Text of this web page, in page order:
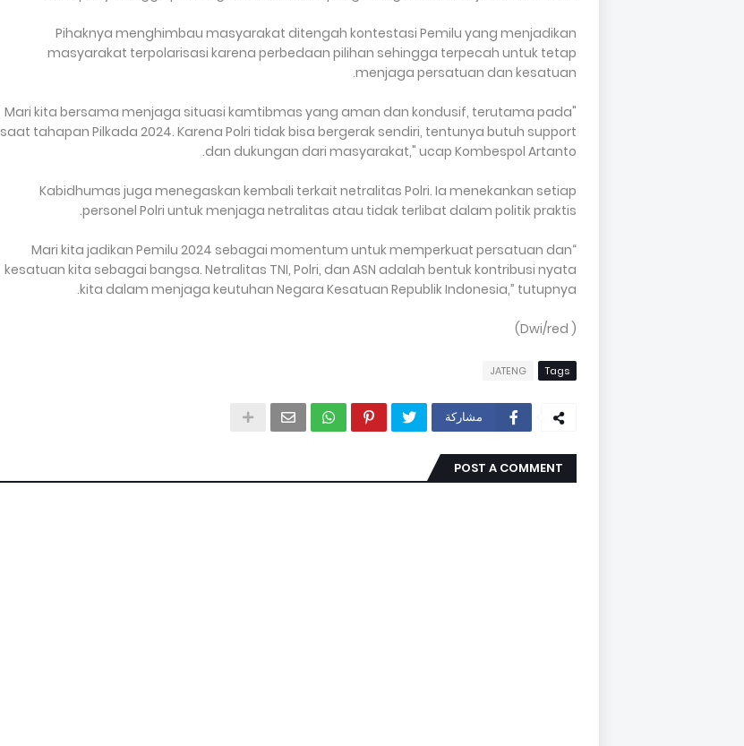
Pihaknya menghimbau masyarakat ditengah kontestasi Pemilu yang menjadikan
masyarakat terpolarisasi karena perbedaan pilihan sehingga terpecah untuk tetap
menjaga persatuan dan kesatuan.
"Mari kita bersama menjaga situasi kamtibmas yang aman dan kondusif, terutama pada
saat tahapan Pilkada 2024. Karena Polri tidak bisa bergerak sendiri, tentunya butuh support
dan dukungan dari masyarakat," ucap Kombespol Artanto.
Kabidhumas juga menegaskan kembali terkait netralitas Polri. Ia menekankan setiap
personel Polri untuk menjaga netralitas atau tidak terlibat dalam politik praktis.
“Mari kita jadikan Pemilu 2024 sebagai momentum untuk memperkuat persatuan dan
kesatuan kita sebagai bangsa. Netralitas TNI, Polri, dan ASN adalah bentuk kontribusi nyata
kita dalam menjaga keutuhan Negara Kesatuan Republik Indonesia,” tutupnya.
( Dwi/red)
Tags
JATENG
مشاركة
POST A COMMENT